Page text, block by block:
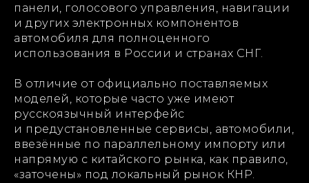
панели, голосового управления, навигации
и других электронных компонентов
автомобиля для полноценного
использования в России и странах СНГ.
В отличие от официально поставляемых
моделей, которые часто уже имеют
русскоязычный интерфейс
и предустановленные сервисы, автомобили,
ввезённые по параллельному импорту или
напрямую с китайского рынка, как правило,
«заточены» под локальный рынок КНР.